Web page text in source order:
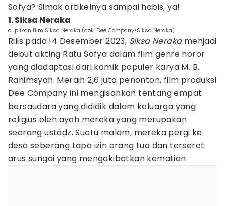
Sofya? Simak artikelnya sampai habis, ya!
1. Siksa Neraka
cuplikan film Siksa Neraka (dok. Dee Company/Siksa Neraka)
Rilis pada 14 Desember 2023, Siksa Nerakamenjadi
debut akting Ratu Sofya dalam film genre horor
yang diadaptasi dari komik populer karya M. B.
Rahimsyah. Meraih 2,6 juta penonton, film produksi
Dee Company ini mengisahkan tentang empat
bersaudara yang dididik dalam keluarga yang
religius oleh ayah mereka yang merupakan
seorang ustadz. Suatu malam, mereka pergi ke
desa seberang tapa izin orang tua dan terseret
arus sungai yang mengakibatkan kematian.